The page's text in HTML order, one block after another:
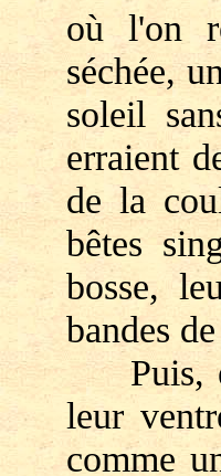
où l'on
séchée,
soleil
erraient
de la
bêtes
bosse,
bandes
Puis,
leur
comme